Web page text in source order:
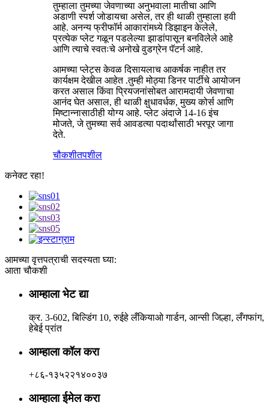
तुम्हाला तुमच्या जेवणाच्या अनुभवाला मातीचा आणि
अडाणी स्पर्श जोडायचा असेल, तर ही थाळी तुम्हाला हवी
आहे. अनन्य फ्रीफॉर्म आकारांमध्ये डिझाइन केलेले,
प्रत्येक प्लेट गळून पडलेल्या झाडांपासून बनविलेले आहे
आणि त्याचे स्वतःचे अनोखे वुडग्रेन पॅटर्न आहे.
आमच्या प्लेट्स केवळ दिसायलाच आकर्षक नाहीत तर
कार्यक्षम देखील आहेत .तुम्ही मोठ्या डिनर पार्टीचे आयोजन
करत असाल किंवा प्रियजनांसोबत आरामदायी जेवणाचा
आनंद घेत असाल, ही थाळी क्षुधावर्धक, मुख्य कोर्स आणि
मिष्टान्नासाठीही योग्य आहे. प्लेट अंदाजे 14-16 इंच
मोजते, जे तुमच्या सर्व आवडत्या पदार्थांसाठी भरपूर जागा
देते.
चौकशीतपशील
कनेक्ट रहा!
आमच्या वृत्तपत्राची सदस्यता घ्या:
आता चौकशी
आम्हाला भेट द्या
क्र. 3-602, बिल्डिंग 10, रुईहे लँकियाओ गार्डन, आन्सी जिल्हा, लँगफांग,
हेबेई प्रांत
आम्हाला कॉल करा
+८६-१३५२२१४००३७
आम्हाला ईमेल करा